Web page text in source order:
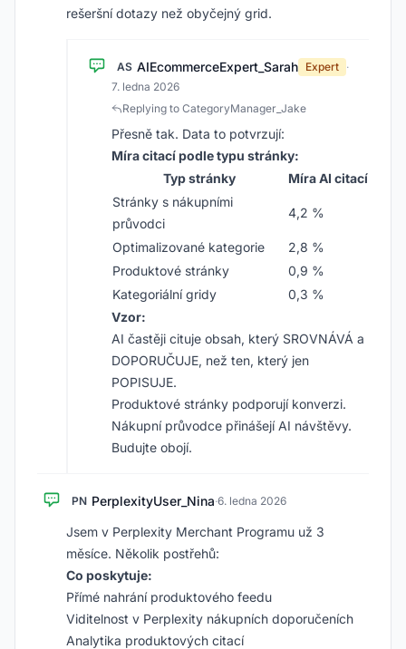
rešeršní dotazy než obyčejný grid.
AS AIEcommerceExpert_Sarah Expert ·
7. ledna 2026
Replying to CategoryManager_Jake
Přesně tak. Data to potvrzují:
Míra citací podle typu stránky:
Typ stránky
Míra AI citací
Stránky s nákupními
průvodci
4,2 %
Optimalizované kategorie
2,8 %
Produktové stránky
0,9 %
Kategoriální gridy
0,3 %
Vzor:
AI častěji cituje obsah, který SROVNÁVÁ a
DOPORUČUJE, než ten, který jen
POPISUJE.
Produktové stránky podporují konverzi.
Nákupní průvodce přinášejí AI návštěvy.
Budujte obojí.
PN PerplexityUser_Nina·6. ledna 2026
Jsem v Perplexity Merchant Programu už 3
měsíce. Několik postřehů:
Co poskytuje:
Přímé nahrání produktového feedu
Viditelnost v Perplexity nákupních doporučeních
Analytika produktových citací